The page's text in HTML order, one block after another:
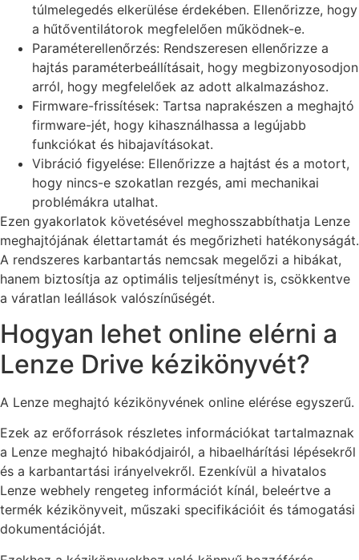
túlmelegedés elkerülése érdekében. Ellenőrizze, hogy
a hűtőventilátorok megfelelően működnek-e.
Paraméterellenőrzés: Rendszeresen ellenőrizze a
hajtás paraméterbeállításait, hogy megbizonyosodjon
arról, hogy megfelelőek az adott alkalmazáshoz.
Firmware-frissítések: Tartsa naprakészen a meghajtó
firmware-jét, hogy kihasználhassa a legújabb
funkciókat és hibajavításokat.
Vibráció figyelése: Ellenőrizze a hajtást és a motort,
hogy nincs-e szokatlan rezgés, ami mechanikai
problémákra utalhat.
Ezen gyakorlatok követésével meghosszabbíthatja Lenze
meghajtójának élettartamát és megőrizheti hatékonyságát.
A rendszeres karbantartás nemcsak megelőzi a hibákat,
hanem biztosítja az optimális teljesítményt is, csökkentve
a váratlan leállások valószínűségét.
Hogyan lehet online elérni a
Lenze Drive kézikönyvét?
A Lenze meghajtó kézikönyvének online elérése egyszerű.
Ezek az erőforrások részletes információkat tartalmaznak
a Lenze meghajtó hibakódjairól, a hibaelhárítási lépésekről
és a karbantartási irányelvekről. Ezenkívül a hivatalos
Lenze webhely rengeteg információt kínál, beleértve a
termék kézikönyveit, műszaki specifikációit és támogatási
dokumentációját.